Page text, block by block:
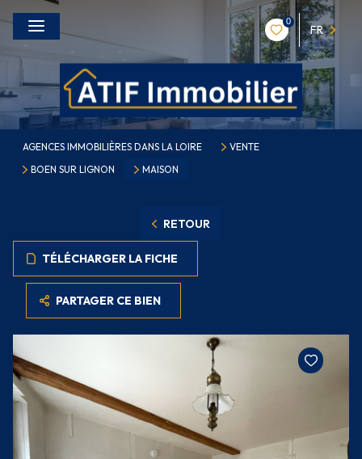
0
FR
AGENCES IMMOBILIÈRES DANS LA LOIRE
VENTE
BOEN SUR LIGNON
MAISON
RETOUR
TÉLÉCHARGER LA FICHE
PARTAGER CE BIEN